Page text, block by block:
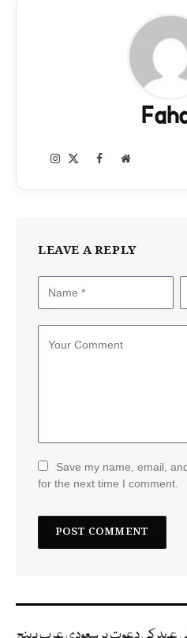
Website
Facebook
Instagram
LEAVE A REPLY
Save my name, email,
for the next time I comment.